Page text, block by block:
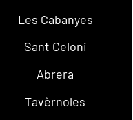
Les Cabanyes
Sant Celoni
Abrera
Tavèrnoles